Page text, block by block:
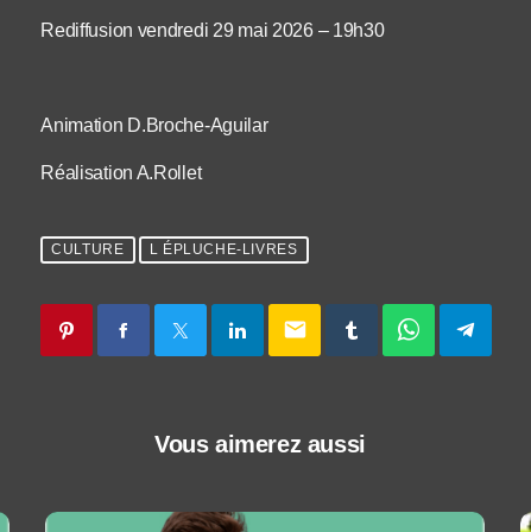
Rediffusion vendredi 29 mai 2026 – 19h30
Animation D.Broche-Aguilar
Réalisation A.Rollet
CULTURE L ÉPLUCHE-LIVRES
email
Vous aimerez aussi